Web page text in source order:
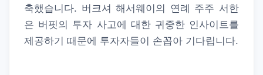
축했습니다. 버크셔 해서웨이의 연례 주주 서한
은 버핏의 투자 사고에 대한 귀중한 인사이트를
제공하기 때문에 투자자들이 손꼽아 기다립니다.